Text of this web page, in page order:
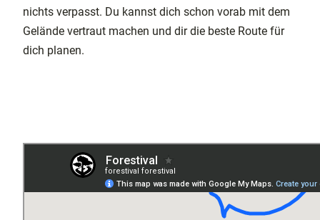
nichts verpasst. Du kannst dich schon vorab mit dem
Gelände vertraut machen und dir die beste Route für
dich planen.